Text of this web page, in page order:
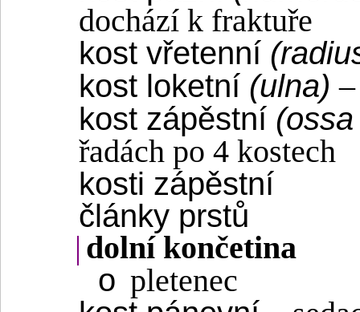
dochází k fraktuře
kost vřetenní
kost loketní (ulna)
kost zápěstní
řadách po 4 kostech
kosti zápěstní
články prstů
| dolní končetina
o pletenec